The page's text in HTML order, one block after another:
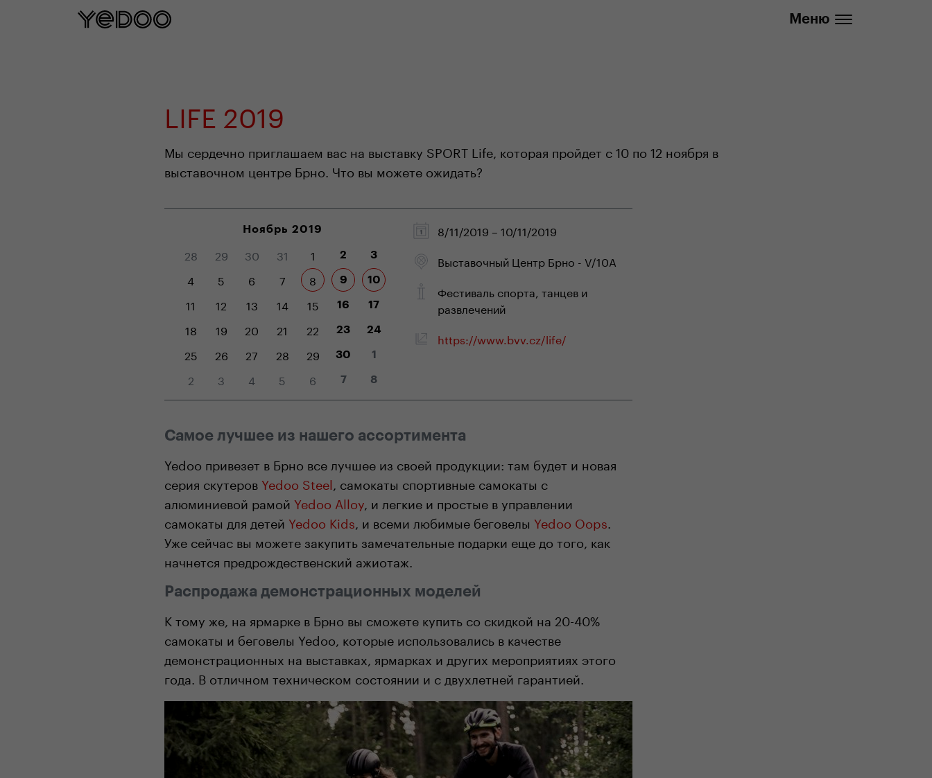
Меню
LIFE 2019
Мы сердечно приглашаем вас на выставку SPORT Life, которая пройдет с 10 по 12 ноября в
выставочном центре Брно. Что вы можете ожидать?
Ноябрь 2019
28 29 30 31 1 2 3
4 5 6 7 8 9 10
11 12 13 14 15 16 17
18 19 20 21 22 23 24
25 26 27 28 29 30 1
2 3 4 5 6 7 8
8/11/2019 – 10/11/2019
Выставочный Центр Брно - V/10A
Фестиваль спорта, танцев и
развлечений
https://www.bvv.cz/life/
Самое лучшее из нашего ассортимента
Yedoo привезет в Брно все лучшее из своей продукции: там будeт и новая
серия скутеров Yedoo Steel самокаты спортивные самокаты с
алюминиевой рамой Yedoo Alloy , и легкие и простые в управлении
самокаты для детей Yedoo Kids , и всеми любимые беговелы Yedoo Oops
Уже сейчас вы можете закупить замечательные подарки еще до того, как
начнется предрождественский ажиотаж.
Распродажа демонстрационных моделей
К тому же, на ярмарке в Брно вы сможете купить со скидкой на 20-40%
самокаты и беговелы Yedoo, которые использовались в качестве
демонстрационных на выставках, ярмарках и других мероприятиях этого
года. В отличном техническом состоянии и с двухлетней гарантией.